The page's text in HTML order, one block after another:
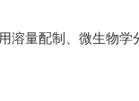
配制、微生物学